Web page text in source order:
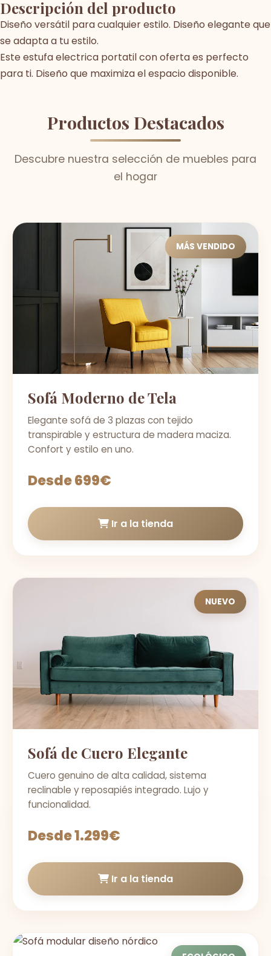
Descripción del producto
Diseño versátil para cualquier estilo. Diseño elegante que
se adapta a tu estilo.
Este estufa electrica portatil con oferta es perfecto
para ti. Diseño que maximiza el espacio disponible.
Productos Destacados
Descubre nuestra selección de muebles para
el hogar
MÁS VENDIDO
Sofá Moderno de Tela
Elegante sofá de 3 plazas con tejido
transpirable y estructura de madera maciza.
Confort y estilo en uno.
Desde 699€
Ir a la tienda
NUEVO
Sofá de Cuero Elegante
Cuero genuino de alta calidad, sistema
reclinable y reposapiés integrado. Lujo y
funcionalidad.
Desde 1.299€
Ir a la tienda